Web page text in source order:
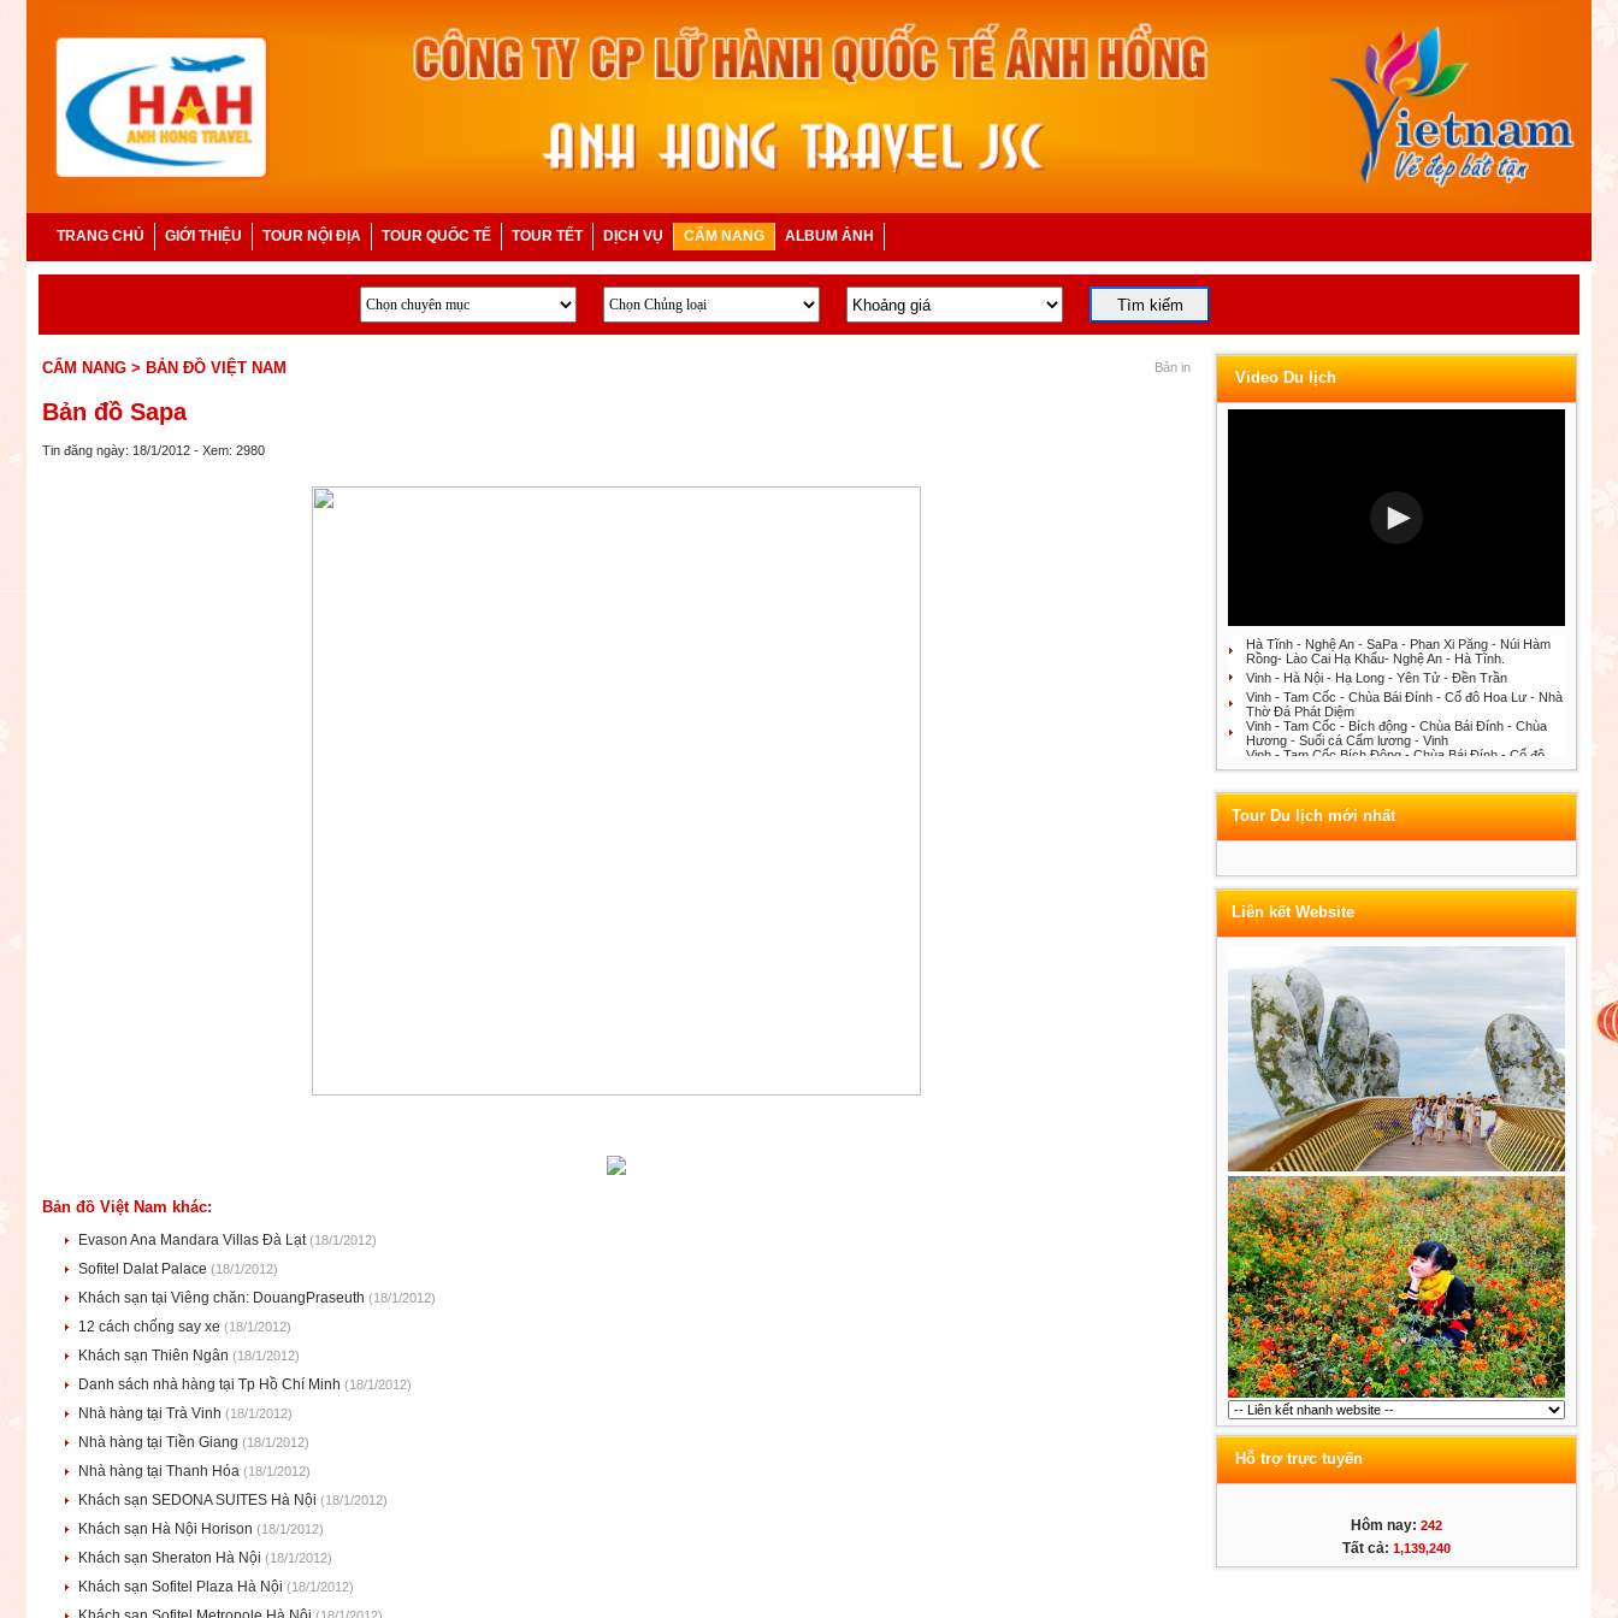
TRANG CHỦ GIỚI THIỆU TOUR NỘI ĐỊA TOUR QUỐC TẾ TOUR TẾT DỊCH VỤ CẨM NANG ALBUM ẢNH
CẨM NANG > BẢN ĐỒ VIỆT NAM Bản in
Bản đồ Sapa
Tin đăng ngày: 18/1/2012 - Xem: 2980
Bản đồ Việt Nam khác:
Evason Ana Mandara Villas Đà Lạt(18/1/2012)
Sofitel Dalat Palace (18/1/2012)
Khách sạn tại Viêng chăn: DouangPraseuth (18/1/2012)
12 cách chống say xe (18/1/2012)
Khách sạn Thiên Ngân (18/1/2012)
Danh sách nhà hàng tại Tp Hồ Chí Minh (18/1/2012)
Nhà hàng tại Trà Vinh (18/1/2012)
Nhà hàng tại Tiền Giang (18/1/2012)
Nhà hàng tại Thanh Hóa (18/1/2012)
Khách sạn SEDONA SUITES Hà Nội (18/1/2012)
Khách sạn Hà Nội Horison (18/1/2012)
Khách sạn Sheraton Hà Nội (18/1/2012)
Khách sạn Sofitel Plaza Hà Nội (18/1/2012)
Video Du lịch
Hà Tĩnh - Nghệ An - SaPa - Phan Xi Păng - Núi Hàm
Rồng- Lào Cai Hạ Khẩu- Nghệ An - Hà Tĩnh.
Vinh - Hà Nội - Hạ Long - Yên Tử - Đền Trần
Vinh - Tam Cốc - Chùa Bái Đính - Cố đô Hoa Lư - Nhà
Thờ Đá Phát Diệm
Vinh - Tam Cốc - Bích động - Chùa Bái Đính - Chùa
Hương - Suối cá Cẩm lương - Vinh
Vinh - Tam Cốc Bích Động - Chùa Bái Đính - Cố đô
Hoa Lư - Nhà thờ đá Phát Diệm
Tour Du lịch mới nhất
Liên kết Website
Hỗ trợ trực tuyến
Hôm nay: 242
Tất cả: 1,139,240